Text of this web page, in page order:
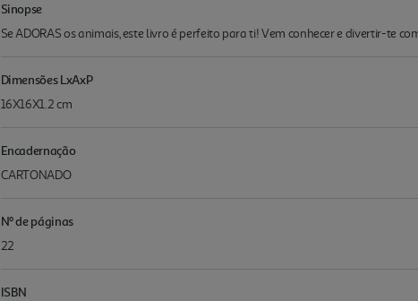
Sinopse
Se ADORAS os animais, este livro é perfeito para ti! Vem conhecer e divertir-te
Dimensões LxAxP
16X16X1.2 cm
Encadernação
CARTONADO
Nº de páginas
22
ISBN